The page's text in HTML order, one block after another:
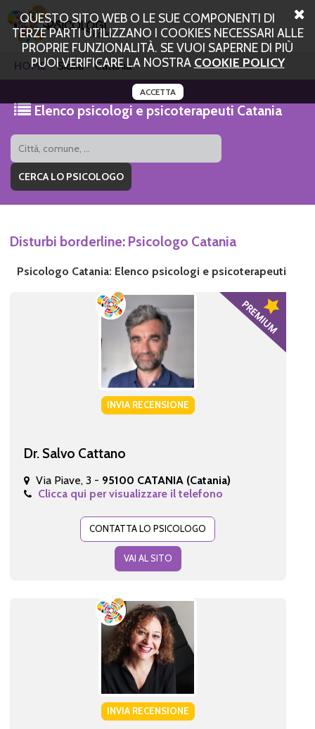
QUESTO SITO WEB O LE SUE COMPONENTI DI
TERZE PARTI UTILIZZANO I COOKIES NECESSARI ALLE
PROPRIE FUNZIONALITÀ. SE VUOI SAPERNE DI PIÙ
PUOI VERIFICARE LA NOSTRA COOKIE POLICY
ACCETTA
HOME Sicilia Catania
Elenco psicologi e psicoterapeuti Catania
Disturbi borderline: Psicologo Catania
Psicologo Catania: Elenco psicologi e psicoterapeuti
INVIA RECENSIONE
Dr. Salvo Cattano
Via Piave, 3 - 95100 CATANIA (Catania)
Clicca qui per visualizzare il telefono
CONTATTA LO PSICOLOGO
VAI AL SITO
INVIA RECENSIONE